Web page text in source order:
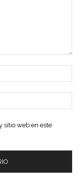
sitio web en este